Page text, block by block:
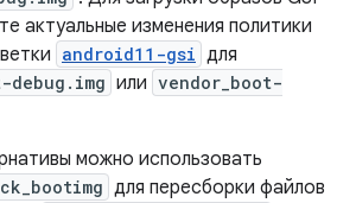
актуальные изменения политики
android11-gsi для
debug.img или vendor_boot-
можно использовать
для пересборки файлов